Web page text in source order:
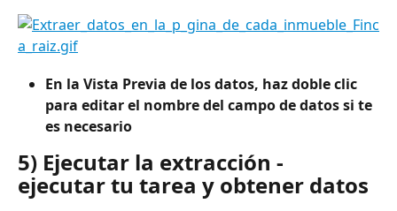
En la Vista Previa de los datos, haz doble clic
para editar el nombre del campo de datos si te
es necesario
5) Ejecutar la extracción -
ejecutar tu tarea y obtener datos